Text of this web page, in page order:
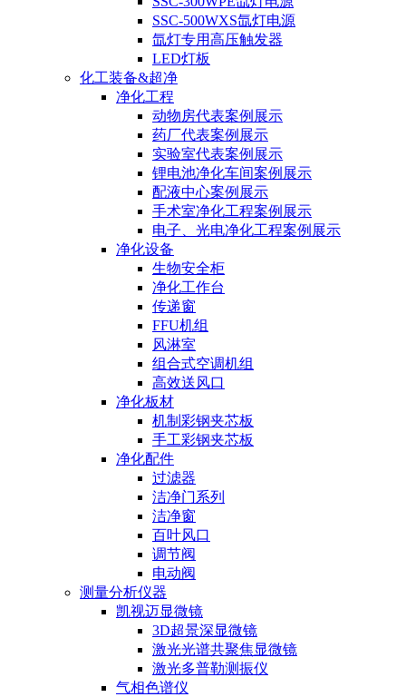
SSC-500WXS氙灯电源
氙灯专用高压触发器
LED灯板
化工装备&超净
净化工程
动物房代表案例展示
药厂代表案例展示
实验室代表案例展示
锂电池净化车间案例展示
配液中心案例展示
手术室净化工程案例展示
电子、光电净化工程案例展示
净化设备
生物安全柜
净化工作台
传递窗
FFU机组
风淋室
组合式空调机组
高效送风口
净化板材
机制彩钢夹芯板
手工彩钢夹芯板
净化配件
过滤器
洁净门系列
洁净窗
百叶风口
调节阀
电动阀
测量分析仪器
凯视迈显微镜
3D超景深显微镜
激光光谱共聚焦显微镜
激光多普勒测振仪
气相色谱仪